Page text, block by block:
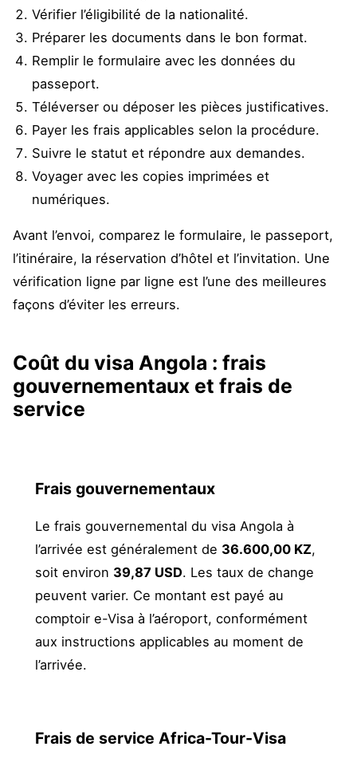
Vérifier l’éligibilité de la nationalité.
Préparer les documents dans le bon format.
Remplir le formulaire avec les données du
passeport.
Téléverser ou déposer les pièces justificatives.
Payer les frais applicables selon la procédure.
Suivre le statut et répondre aux demandes.
Voyager avec les copies imprimées et
numériques.
Avant l’envoi, comparez le formulaire, le passeport,
l’itinéraire, la réservation d’hôtel et l’invitation. Une
vérification ligne par ligne est l’une des meilleures
façons d’éviter les erreurs.
Coût du visa Angola : frais
gouvernementaux et frais de
service
Frais gouvernementaux
Le frais gouvernemental du visa Angola à
l’arrivée est généralement de 36.600,00 KZ,
soit environ 39,87 USD. Les taux de change
peuvent varier. Ce montant est payé au
comptoir e-Visa à l’aéroport, conformément
aux instructions applicables au moment de
l’arrivée.
Frais de service Africa-Tour-Visa